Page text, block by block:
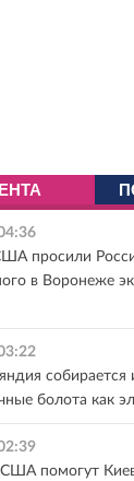
просили
в Воронеже
собирается
болота как
помогут